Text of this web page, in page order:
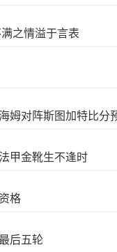
之情溢于言表
姆对阵斯图加特比分
甲金靴生不逢时
格
后五轮